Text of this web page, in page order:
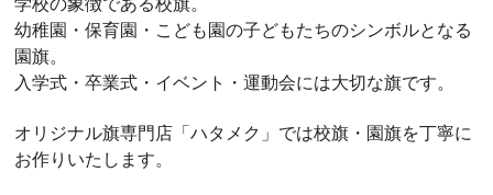
よくある質問
幼稚園・保育園・こども園の子どもたちのシンボルとなる
園旗。
入学式・卒業式・イベント・運動会には大切な旗です。
オリジナル旗専門店「ハタメク」では校旗・園旗を丁寧に
お作りいたします。